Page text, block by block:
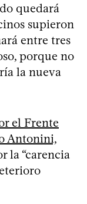
quedará
supieron
entre tres
porque no
la nueva
el Frente
Antonini,
la “carencia